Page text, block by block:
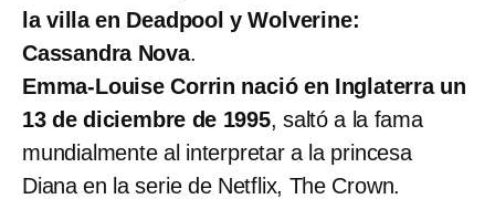
la villa en Deadpool y Wolverine:
Cassandra Nova.
Emma-Louise Corrin nació en Inglaterra un
13 de diciembre de 1995, saltó a la fama
mundialmente al interpretar a la princesa
Diana en la serie de Netflix, The Crown.